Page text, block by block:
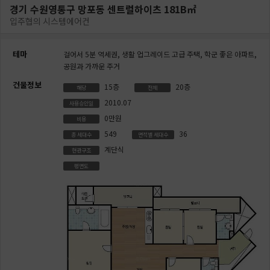
경기 수원영통구 망포동 센트럴하이츠 181B㎡
입주협의 시스템에어컨
테마 걸어서 5분 역세권, 생활 업그레이드 고급 주택, 학군 좋은 아파트,
공원과 가까운 주거
건물정보 해당 15층 전체 20층
사용승인일 2010.07
비용 0만원
총 세대수 549 면적별 세대수 36
현관구조 계단식
평면도